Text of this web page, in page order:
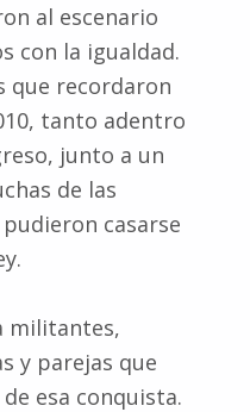
al escenario
con la igualdad.
que recordaron
tanto adentro
junto a un
de las
casarse
militantes,
y parejas que
esa conquista.